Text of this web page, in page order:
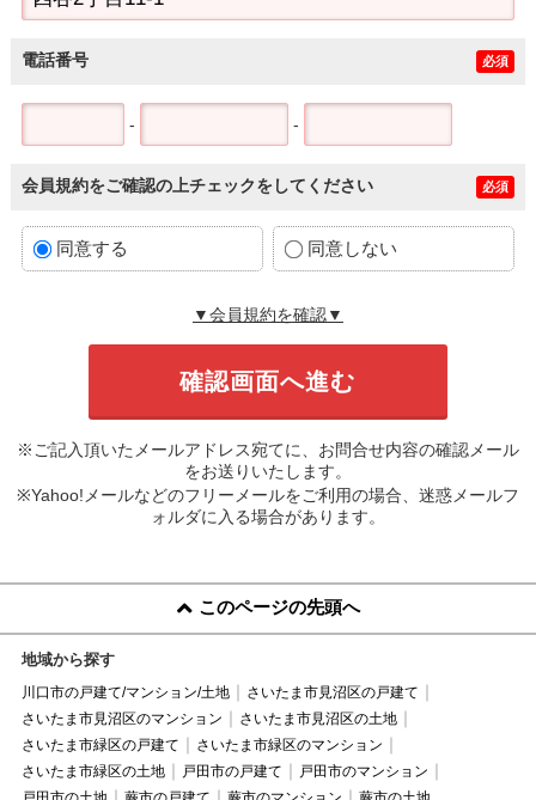
電話番号 必須
- -
会員規約をご確認の上チェックをしてください 必須
同意する 同意しない
▼会員規約を確認▼
※ご記入頂いたメールアドレス宛てに、お問合せ内容の確認メール
をお送りいたします。
※Yahoo!メールなどのフリーメールをご利用の場合、迷惑メールフ
ォルダに入る場合があります。
このページの先頭へ
地域から探す
川口市の戸建て/マンション/土地
さいたま市見沼区の戸建て
さいたま市見沼区のマンション
さいたま市見沼区の土地
さいたま市緑区の戸建て
さいたま市緑区のマンション
さいたま市緑区の土地
戸田市の戸建て
戸田市のマンション